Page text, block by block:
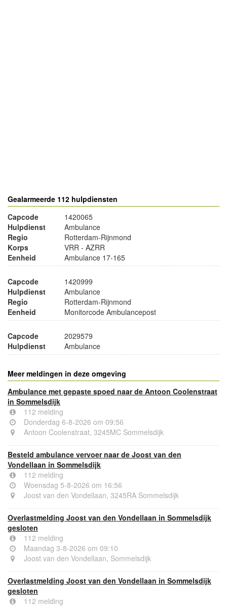
Gealarmeerde 112 hulpdiensten
Capcode
1420065
Hulpdienst
Ambulance
Regio
Rotterdam-Rijnmond
Korps
VRR - AZRR
Eenheid
Ambulance 17-165
Capcode
1420999
Hulpdienst
Ambulance
Regio
Rotterdam-Rijnmond
Eenheid
Monitorcode Ambulancepost
Capcode
2029579
Hulpdienst
Ambulance
Meer meldingen in deze omgeving
Ambulance met gepaste spoed naar de Antoon Coolenstraat
in Sommelsdijk
112 melding
Donderdag 6-8-2026 om 09:56
Antoon Coolenstraat, 3245MC Sommelsdijk
Besteld ambulance vervoer naar de Joost van den
Vondellaan in Sommelsdijk
112 melding
Woensdag 5-8-2026 om 16:56
Joost van den Vondellaan, 3245RA Sommelsdijk
Overlastmelding Joost van den Vondellaan in Sommelsdijk
gesloten
112 melding
Maandag 3-8-2026 om 09:10
Joost van den Vondellaan, Sommelsdijk
Overlastmelding Joost van den Vondellaan in Sommelsdijk
gesloten
112 melding